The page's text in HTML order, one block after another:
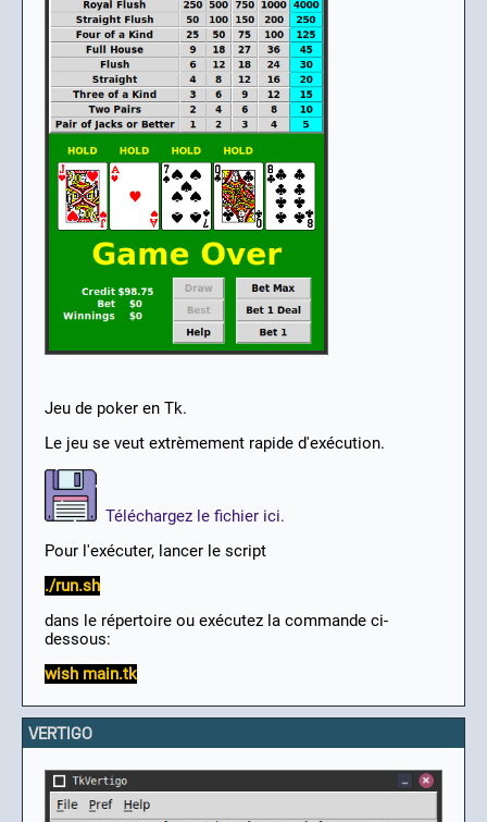
Jeu de poker en Tk.
Le jeu se veut extrèmement rapide d'exécution.
Téléchargez le fichier ici.
Pour l'exécuter, lancer le script
./run.sh
dans le répertoire ou exécutez la commande ci-
dessous:
wish main.tk
VERTIGO